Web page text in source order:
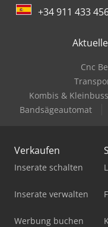
+34 911 433
Cnc
Kombis &
Bandsägeautomat
Verkaufen
Inserate schalten
Inserate verwalten
Werbung buchen